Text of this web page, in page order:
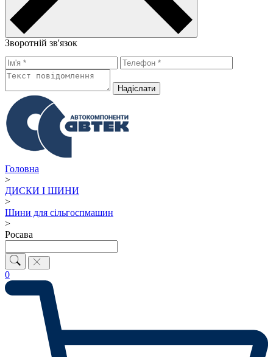
Зворотній зв'язок
Надiслати
Головна
>
ДИСКИ І ШИНИ
>
Шини для сільгоспмашин
>
Росава
0